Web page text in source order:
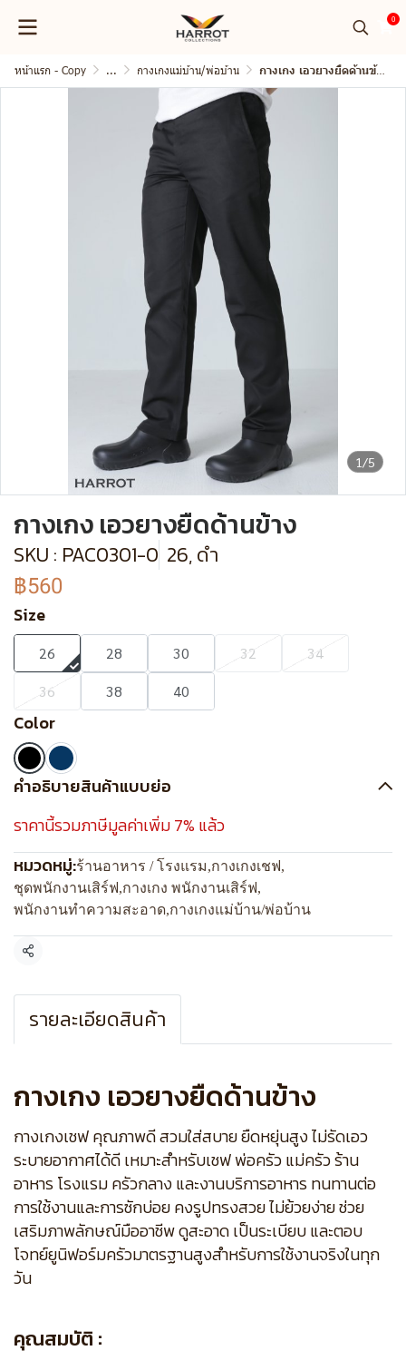
0
หน้าแรก - Copy ... กางเกงแม่บ้าน/พ่อบ้าน กางเกง เอวยางยืดด้านข้าง
1/5
กางเกง เอวยางยืดด้านข้าง
SKU : PAC0301-0 26, ดำ
฿560
Size
26 28 30 32
34
36
38 40
Color
คำอธิบายสินค้าแบบย่อ
ราคานี้รวมภาษีมูลค่าเพิ่ม 7% แล้ว
หมวดหมู่:ร้านอาหาร / โรงแรม,กางเกงเชฟ,
ชุดพนักงานเสิร์ฟ,กางเกง พนักงานเสิร์ฟ,
พนักงานทำความสะอาด,กางเกงแม่บ้าน/พ่อบ้าน
แชร์
รายละเอียดสินค้า
กางเกง เอวยางยืดด้านข้าง
กางเกงเชฟ คุณภาพดี สวมใส่สบาย ยืดหยุ่นสูง ไม่รัดเอว
ระบายอากาศได้ดี เหมาะสำหรับเชฟ พ่อครัว แม่ครัว ร้าน
อาหาร โรงแรม ครัวกลาง และงานบริการอาหาร ทนทานต่อ
การใช้งานและการซักบ่อย คงรูปทรงสวย ไม่ย้วยง่าย ช่วย
เสริมภาพลักษณ์มืออาชีพ ดูสะอาด เป็นระเบียบ และตอบ
โจทย์ยูนิฟอร์มครัวมาตรฐานสูงสำหรับการใช้งานจริงในทุก
วัน
คุณสมบัติ :